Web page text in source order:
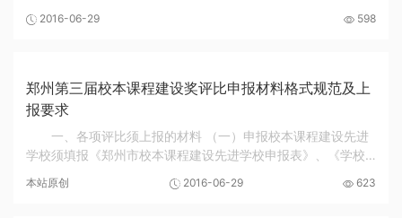
下： 一、结项范围 本次结项共分两类...
2016-06-29 598
郑州第三届校本课程建设奖评比申报材料格式规范及上
报要求
一、各项评比须上报的材料 （一）申报校本课程建设先进
学校须填报《郑州市校本课程建设先进学校申报表》、《学校
课程中各一门课程的《课程纲要》。同一学校...
本站原创 2016-06-29 623